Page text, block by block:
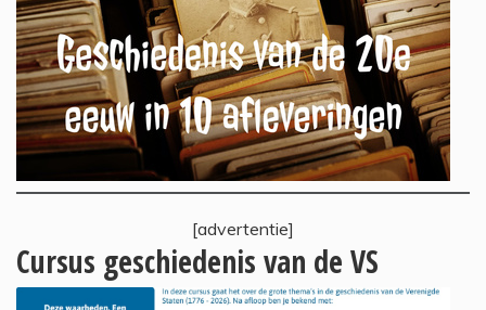
[advertentie]
Cursus geschiedenis van de VS